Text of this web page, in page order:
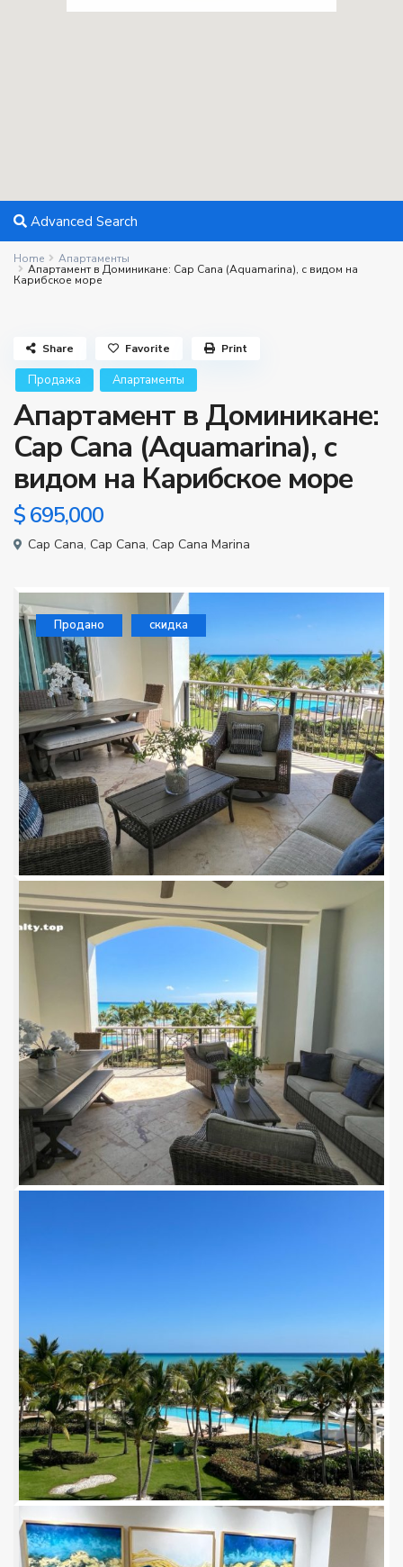
Advanced Search
Home Апартаменты
Апартамент в Доминикане: Cap Cana (Aquamarina), с видом на
Карибское море
Продажа Апартаменты
Апартамент в Доминикане:
Cap Cana (Aquamarina), с
видом на Карибское море
$ 695,000
Cap Cana, Cap Cana, Cap Cana Marina
Share Favorite Print
Продано скидка